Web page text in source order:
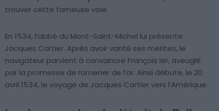
trouver cette fameuse voie.
En 1534, l’abbé du Mont-Saint-Michel lui présente
Jacques Cartier. Après avoir vanté ses mérites, le
navigateur parvient à convaincre François Ier, aveuglé
par la promesse de ramener de l’or. Ainsi débute, le 20
avril 1534, le voyage de Jacques Cartier vers l’Amérique.